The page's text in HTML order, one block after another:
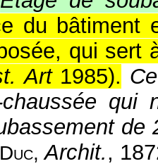
du bâtiment
qui sert
Art1985).
chaussée qui
de
Duc,Archit.,